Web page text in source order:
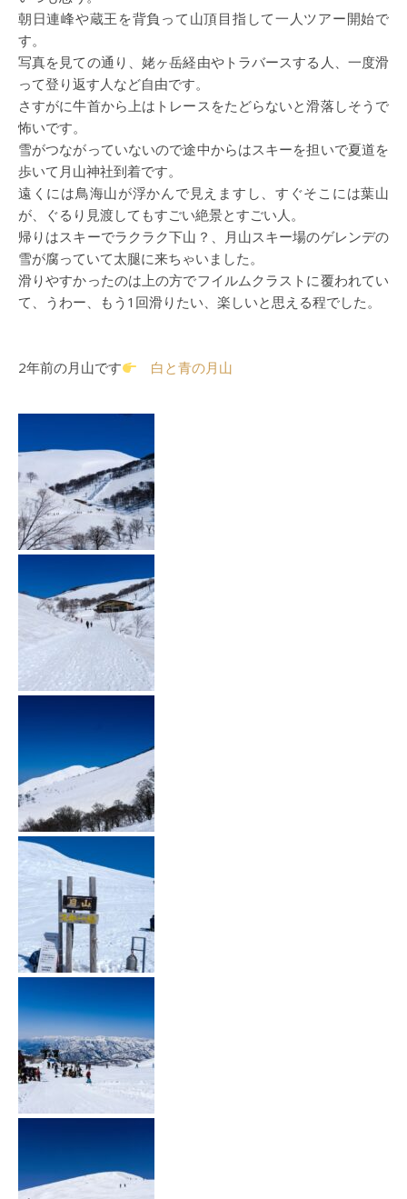
朝日連峰や蔵王を背負って山頂目指して一人ツアー開始で
す。
写真を見ての通り、姥ヶ岳経由やトラバースする人、一度滑
って登り返す人など自由です。
さすがに牛首から上はトレースをたどらないと滑落しそうで
怖いです。
雪がつながっていないので途中からはスキーを担いで夏道を
歩いて月山神社到着です。
遠くには鳥海山が浮かんで見えますし、すぐそこには葉山
が、ぐるり見渡してもすごい絶景とすごい人。
帰りはスキーでラクラク下山？、月山スキー場のゲレンデの
雪が腐っていて太腿に来ちゃいました。
滑りやすかったのは上の方でフイルムクラストに覆われてい
て、うわー、もう1回滑りたい、楽しいと思える程でした。
2年前の月山です 白と青の月山